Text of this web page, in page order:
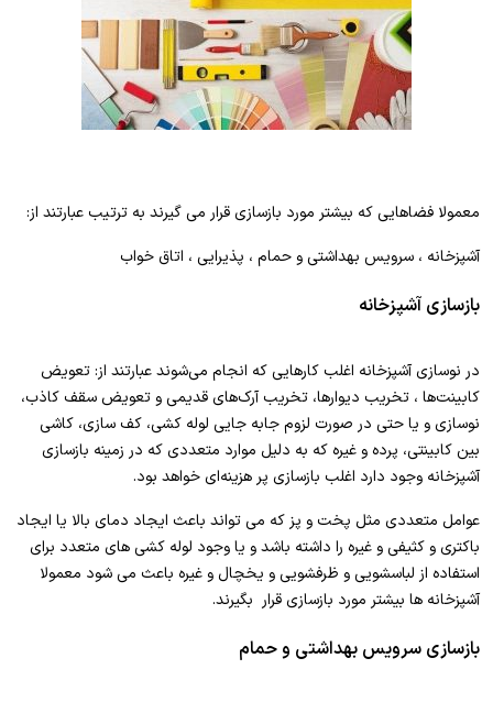
معمولا فضاهایی که بیشتر مورد بازسازی قرار می گیرند به ترتیب عبارتند از:
آشپزخانه ، سرویس بهداشتی و حمام ، پذیرایی ، اتاق خواب
بازسازی آشپزخانه
در نوسازی آشپزخانه اغلب کارهایی که انجام می‌شوند عبارتند از: تعویض
کابینت‌ها ، تخریب دیوارها، تخریب آرک‌های قدیمی و تعویض سقف کاذب،
نوسازی و یا حتی در صورت لزوم جابه جایی لوله کشی، کف سازی، کاشی
بین کابینتی، پرده و غیره که به دلیل موارد متعددی که در زمینه بازسازی
آشپزخانه وجود دارد اغلب بازسازی پر هزینه‌ای خواهد بود.
عوامل متعددی مثل پخت و پز که می تواند باعث ایجاد دمای بالا یا ایجاد
باکتری و کثیفی و غیره را داشته باشد و یا وجود لوله کشی های متعدد برای
استفاده از لباسشویی و ظرفشویی و یخچال و غیره باعث می شود معمولا
آشپزخانه ها بیشتر مورد بازسازی قرار بگیرند.
بازسازی سرویس بهداشتی و حمام